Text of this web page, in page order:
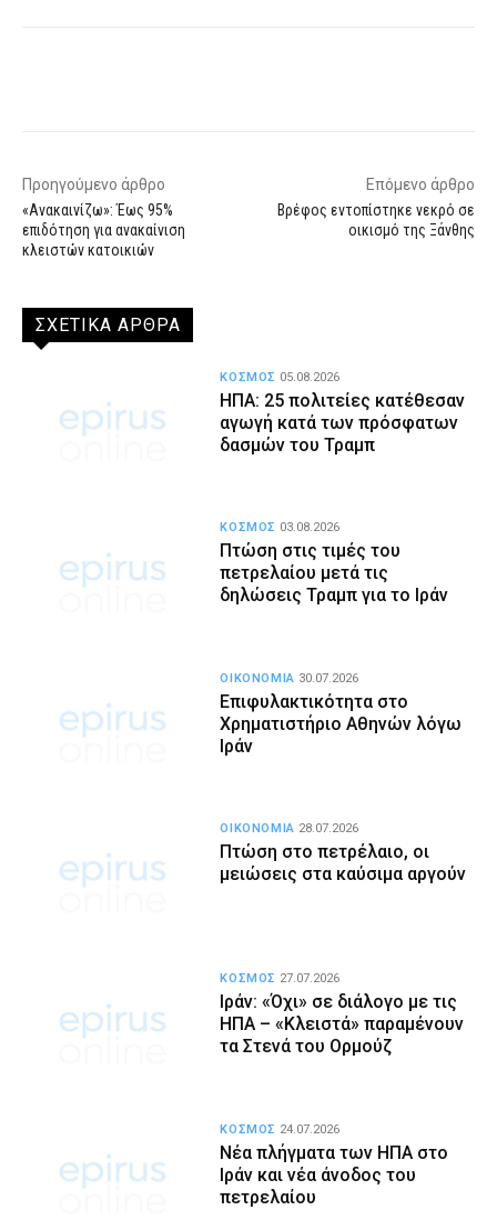
Προηγούμενο άρθρο
«Ανακαινίζω»: Έως 95%
επιδότηση για ανακαίνιση
κλειστών κατοικιών
Επόμενο άρθρο
Βρέφος εντοπίστηκε νεκρό σε
οικισμό της Ξάνθης
ΣΧΕΤΙΚΑ ΑΡΘΡΑ
ΗΠΑ: 25 πολιτείες κατέθεσαν
αγωγή κατά των πρόσφατων
δασμών του Τραμπ
ΚΟΣΜΟΣ 05.08.2026
Πτώση στις τιμές του
πετρελαίου μετά τις
δηλώσεις Τραμπ για το Ιράν
ΚΟΣΜΟΣ 03.08.2026
Επιφυλακτικότητα στο
Χρηματιστήριο Αθηνών λόγω
Ιράν
ΟΙΚΟΝΟΜΙΑ 30.07.2026
Πτώση στο πετρέλαιο, οι
μειώσεις στα καύσιμα αργούν
ΟΙΚΟΝΟΜΙΑ 28.07.2026
Ιράν: «Όχι» σε διάλογο με τις
ΗΠΑ – «Κλειστά» παραμένουν
τα Στενά του Ορμούζ
ΚΟΣΜΟΣ 27.07.2026
Νέα πλήγματα των ΗΠΑ στο
Ιράν και νέα άνοδος του
πετρελαίου
ΚΟΣΜΟΣ 24.07.2026